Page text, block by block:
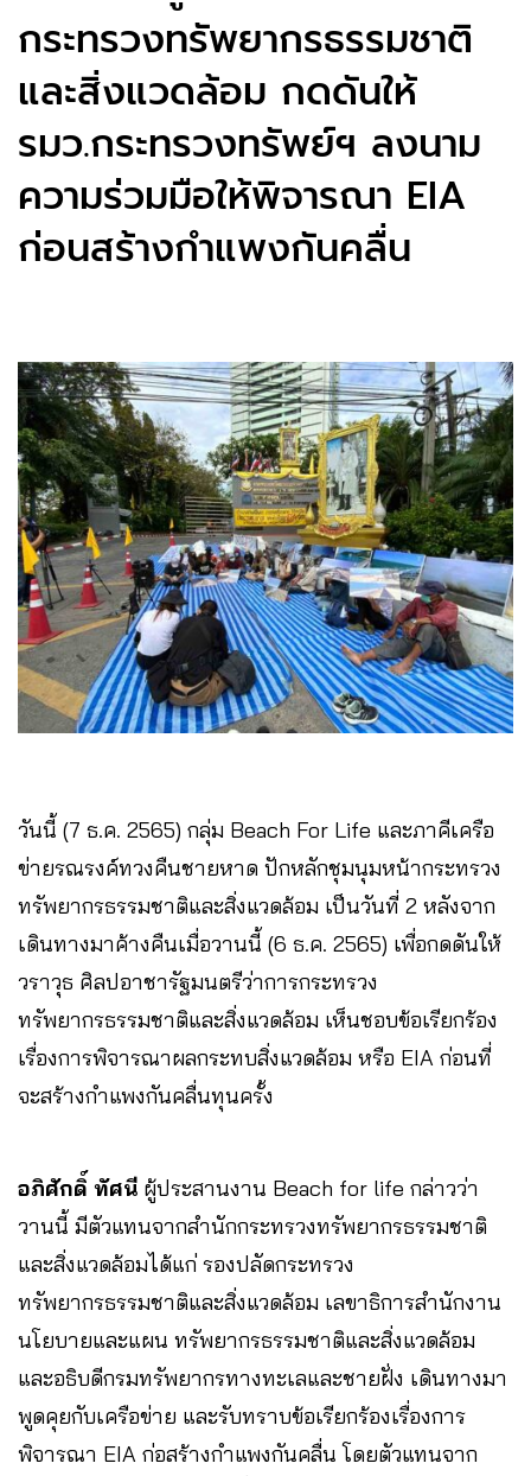
กระทรวงทรัพยากรธรรมชาติ
และสิ่งแวดล้อม กดดันให้
รมว.กระทรวงทรัพย์ฯ ลงนาม
ความร่วมมือให้พิจารณา EIA
ก่อนสร้างกำแพงกันคลื่น
วันนี้ (7 ธ.ค. 2565) กลุ่ม Beach For Life และภาคีเครือ
ข่ายรณรงค์ทวงคืนชายหาด ปักหลักชุมนุมหน้ากระทรวง
ทรัพยากรธรรมชาติและสิ่งแวดล้อม เป็นวันที่ 2 หลังจาก
เดินทางมาค้างคืนเมื่อวานนี้ (6 ธ.ค. 2565) เพื่อกดดันให้
วราวุธ ศิลปอาชารัฐมนตรีว่าการกระทรวง
ทรัพยากรธรรมชาติและสิ่งแวดล้อม เห็นชอบข้อเรียกร้อง
เรื่องการพิจารณาผลกระทบสิ่งแวดล้อม หรือ EIA ก่อนที่
จะสร้างกำแพงกันคลื่นทุนครั้ง
อภิศักดิ์ ทัศนี ผู้ประสานงาน Beach for life กล่าวว่า
วานนี้ มีตัวแทนจากสำนักกระทรวงทรัพยากรธรรมชาติ
และสิ่งแวดล้อมได้แก่ รองปลัดกระทรวง
ทรัพยากรธรรมชาติและสิ่งแวดล้อม เลขาธิการสำนักงาน
นโยบายและแผน ทรัพยากรธรรมชาติและสิ่งแวดล้อม
และอธิบดีกรมทรัพยากรทางทะเลและชายฝั่ง เดินทางมา
พูดคุยกับเครือข่าย และรับทราบข้อเรียกร้องเรื่องการ
พิจารณา EIA ก่อสร้างกำแพงกันคลื่น โดยตัวแทนจาก